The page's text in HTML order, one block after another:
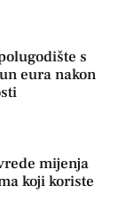
s
eura nakon
mijenja
koji koriste